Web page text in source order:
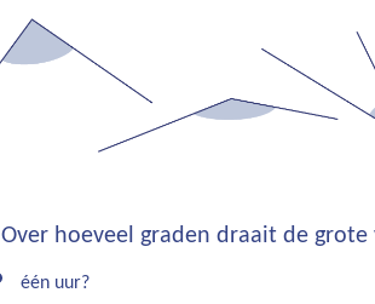
Over hoeveel graden draait de
één uur?